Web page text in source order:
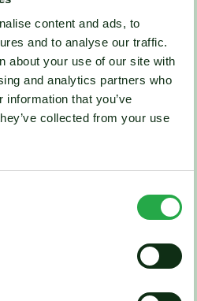
content and ads, to
and to analyse our traffic.
about your use of our site with
and analytics partners who
that you’ve
collected from your use
jaloezieën voegen een
toe aan elk interieur.
bieden onze lamellen niet
maar ook praktische